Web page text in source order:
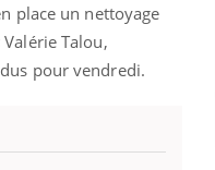
place un nettoyage
Valérie Talou,
pour vendredi.
numérique » pour